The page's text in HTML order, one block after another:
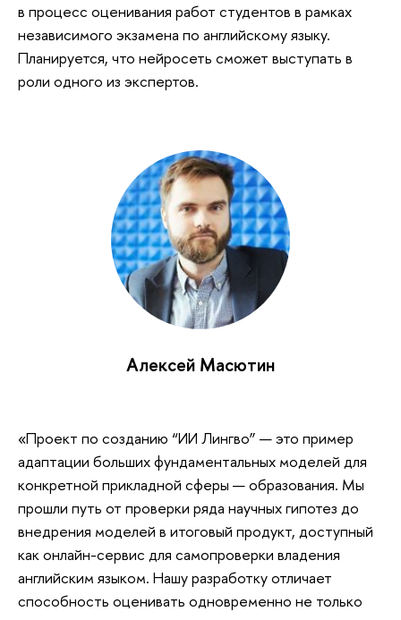
в процесс оценивания работ студентов в рамках
независимого экзамена по английскому языку.
Планируется, что нейросеть сможет выступать в
роли одного из экспертов.
Алексей Масютин
«Проект по созданию “ИИ Лингво” — это пример
адаптации больших фундаментальных моделей для
конкретной прикладной сферы — образования. Мы
прошли путь от проверки ряда научных гипотез до
внедрения моделей в итоговый продукт, доступный
как онлайн-сервис для самопроверки владения
английским языком. Нашу разработку отличает
способность оценивать одновременно не только